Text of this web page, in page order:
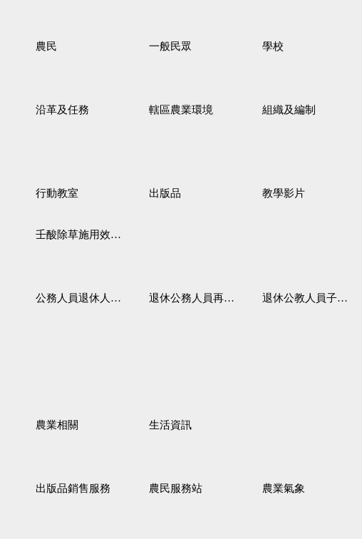
農民 一般民眾 學校
沿革及任務 轄區農業環境 組織及編制
行動教室 出版品 教學影片
壬酸除草施用效果觀察
公務人員退休人員法施行細則 退休公務人員再任職務 退休公教人員子女教育補助規定
農業相關 生活資訊
出版品銷售服務 農民服務站 農業氣象